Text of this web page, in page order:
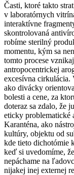
Časti, ktoré takto
v laboratórnych
interaktívne
skontrolovaná
robíme sterilný
momentu, kým sa
tomto procese
antropocentrickej
excesívna cirkulácia.
ako divácky
bolesti a cene, za
doteraz sa zdalo, že
eticky problematické
Karanténa, ako
kultúry, objektu od
kde tieto dichotómie
keď si uvedomíme,
nepáchame na
nijakej inej externej